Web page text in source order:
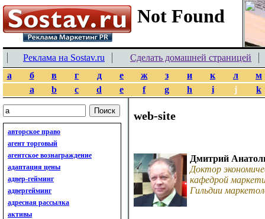
Реклама на Sostav.ru
Сделать домашней страницей
а
б в г д е ж з и к л
м
a
b c d e f g h i j k
авторское право
агент торговый
агентское вознаграждение
адаптация цены
адвер-гейминг
адвергейминг
адресная рассылка
активы
web-site
Дмитрий
Доктор
кафедрой
Гильдии